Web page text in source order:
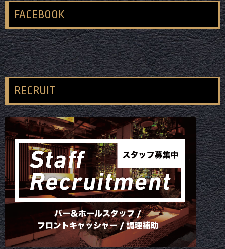
FACEBOOK
RECRUIT